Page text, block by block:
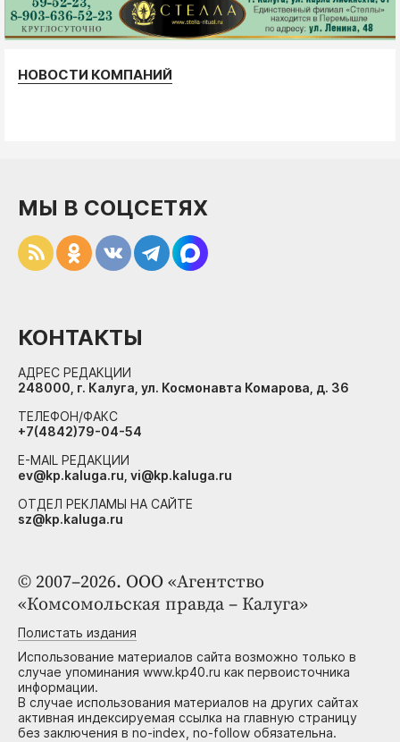
НОВОСТИ КОМПАНИЙ
© 2007–2026. ООО «Агентство
«Комсомольская правда – Калуга»
Полистать издания
Использование материалов сайта возможно только в
случае упоминания www.kp40.ru как первоисточника
информации.
В случае использования материалов на других сайтах
активная индексируемая ссылка на главную страницу
без заключения в no-index, no-follow обязательна.
МЫ В СОЦСЕТЯХ
КОНТАКТЫ
АДРЕС РЕДАКЦИИ
248000, г. Калуга, ул. Космонавта Комарова, д. 36
ТЕЛЕФОН/ФАКС
+7(4842)79-04-54
E-MAIL РЕДАКЦИИ
ev@kp.kaluga.ru, vi@kp.kaluga.ru
ОТДЕЛ РЕКЛАМЫ НА САЙТЕ
sz@kp.kaluga.ru